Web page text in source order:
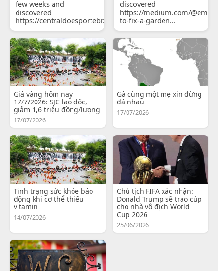
few weeks and
discovered
https://centraldoesportebr.substack.com/p/cucure...
discovered
https://medium.com/
to-fix-a-garden...
Giá vàng hôm nay
17/7/2026: SJC lao dốc,
giảm 1,6 triệu đồng/lượng
17/07/2026
Gà cùng một mẹ xin đừng
đá nhau
17/07/2026
Tình trạng sức khỏe báo
động khi cơ thể thiếu
vitamin
14/07/2026
Chủ tịch FIFA xác nhận:
Donald Trump sẽ trao cúp
cho nhà vô địch World
Cup 2026
25/06/2026